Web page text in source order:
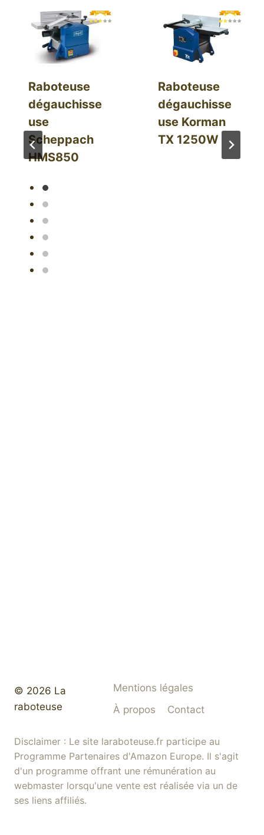
Raboteuse
dégauchisse
use
Scheppach
HMS850
Raboteuse
dégauchisse
use Korman
TX 1250W
© 2026 La
raboteuse
Mentions légales
À propos
Contact
Disclaimer : Le site laraboteuse.fr participe au
Programme Partenaires d'Amazon Europe. Il s'agit
d'un programme offrant une rémunération au
webmaster lorsqu'une vente est réalisée via un de
ses liens affiliés.